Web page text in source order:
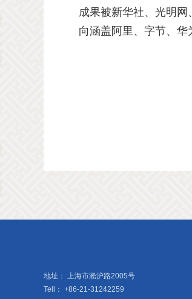
成果被新华社、光明
向涵盖阿里、字节、
地址：
上海市淞沪路2005号
Tell： +86-21-31242259